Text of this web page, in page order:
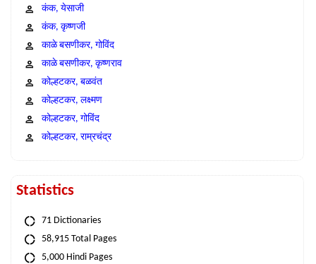
कंक, येसाजी
कंक, कृष्णजी
काळे बसणीकर, गोविंद
काळे बसणीकर, कृष्णराव
कोल्हटकर, बळवंत
कोल्हटकर, लक्ष्मण
कोल्हटकर, गोविंद
कोल्हटकर, राम्रचंद्र
Statistics
71 Dictionaries
58,915 Total Pages
5,000 Hindi Pages